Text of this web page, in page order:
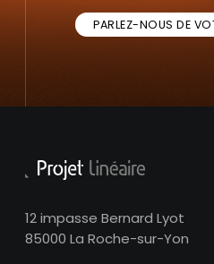
PARLEZ-NOUS DE
12 impasse Bernard Lyot
85000 La Roche-sur-Yon